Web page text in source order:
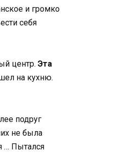
и громко
себя
центр. Эта
на кухню.
подруг
не была
… Пытался